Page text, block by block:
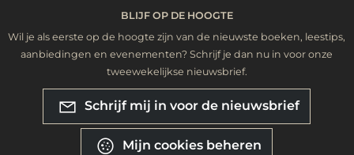
BLIJF OP DE HOOGTE
Wil je als eerste op de hoogte zijn van de nieuwste boeken, leestips,
aanbiedingen en evenementen? Schrijf je dan nu in voor onze
tweewekelijkse nieuwsbrief.
Schrijf mij in voor de nieuwsbrief
Mijn cookies beheren